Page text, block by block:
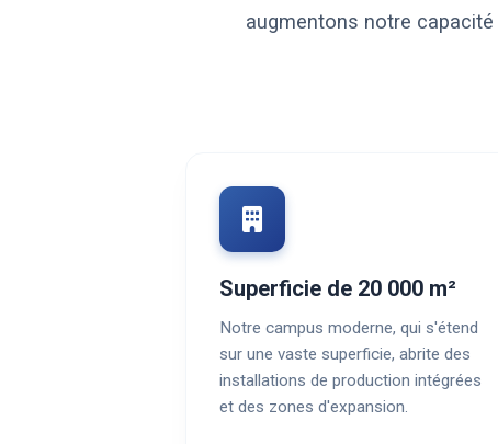
augmentons notre
Superficie de 20 000 m²
Notre campus moderne, qui s'étend
sur une vaste superficie, abrite des
installations de production intégrées
et des zones d'expansion.